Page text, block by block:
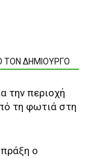
ΤΟΝ ΔΗΜΙΟΥΡΓΟ
την περιοχή
τη φωτιά στη
ο